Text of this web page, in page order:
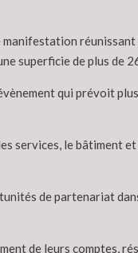
superficie de plus de
qui prévoit
services, le bâtiment
de partenariat
de leurs comptes,